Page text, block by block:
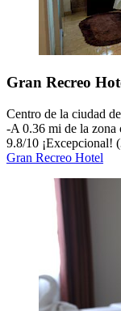
Gran Recreo
Centro de la ciudad
‐A 0.36 mi de la zona
9.8/10 ¡Excepcional!
Gran Recreo Hotel